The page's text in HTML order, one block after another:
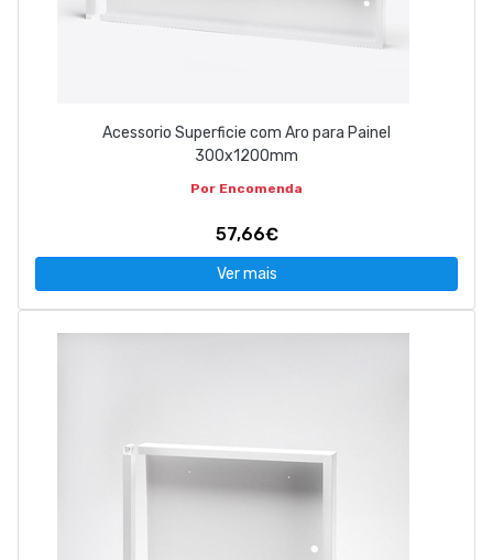
Acessorio Superficie com Aro para Painel
300x1200mm
Por Encomenda
57,66€
Ver mais